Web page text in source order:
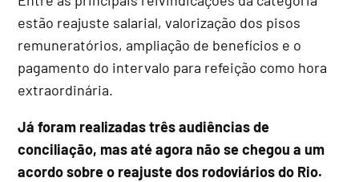
estão reajuste salarial, valorização dos pisos
remuneratórios, ampliação de benefícios e o
pagamento do intervalo para refeição como hora
extraordinária.
Já foram realizadas três audiências de
conciliação, mas até agora não se chegou a um
acordo sobre o reajuste dos rodoviários do Rio.